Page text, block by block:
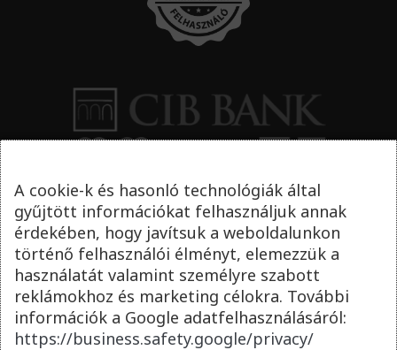
A cookie-k és hasonló technológiák által
gyűjtött információkat felhasználjuk annak
érdekében, hogy javítsuk a weboldalunkon
történő felhasználói élményt, elemezzük a
használatát valamint személyre szabott
reklámokhoz és marketing célokra. További
információk a Google adatfelhasználásáról:
https://business.safety.google/privacy/